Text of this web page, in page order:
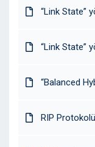
“Link State”
“Link State”
“Balanced
RIP